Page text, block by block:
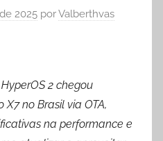
2025 porValberthvas
2 chegou
no Brasil via OTA,
na performance e